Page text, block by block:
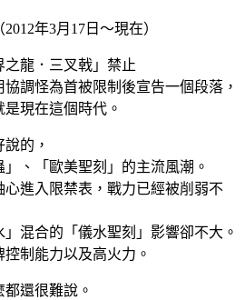
年3月17日～現在）
之龍．三叉戟」禁止
協調怪為首被限制後宣告一個段落，
現在這個時代。
的，
、「歐美聖刻」的主流風潮。
心進入限禁表，戰力已經被削弱不
混合的「儀水聖刻」影響卻不大。
制能力以及高火力。
還很難說。